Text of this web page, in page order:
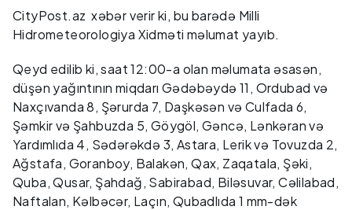
CityPost.az xəbər verir ki, bu barədə Milli
Hidrometeorologiya Xidməti məlumat yayıb.
Qeyd edilib ki, saat 12:00-a olan məlumata əsasən,
düşən yağıntının miqdarı Gədəbəydə 11, Ordubad və
Naxçıvanda 8, Şərurda 7, Daşkəsən və Culfada 6,
Şəmkir və Şahbuzda 5, Göygöl, Gəncə, Lənkəran və
Yardımlıda 4, Sədərəkdə 3, Astara, Lerik və Tovuzda 2,
Ağstafa, Goranboy, Balakən, Qax, Zaqatala, Şəki,
Quba, Qusar, Şahdağ, Sabirabad, Biləsuvar, Cəlilabad,
Naftalan, Kəlbəcər, Laçın, Qubadlıda 1 mm-dək